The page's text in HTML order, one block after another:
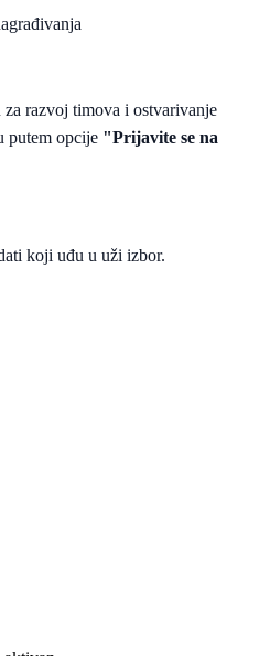
za razvoj timova i ostvarivanje
putem opcije "Prijavite se na
koji uđu u uži izbor.